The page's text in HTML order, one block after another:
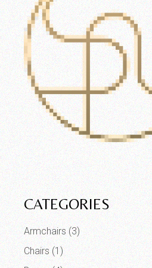
CATEGORIES
Armchairs(3)
Chairs(1)